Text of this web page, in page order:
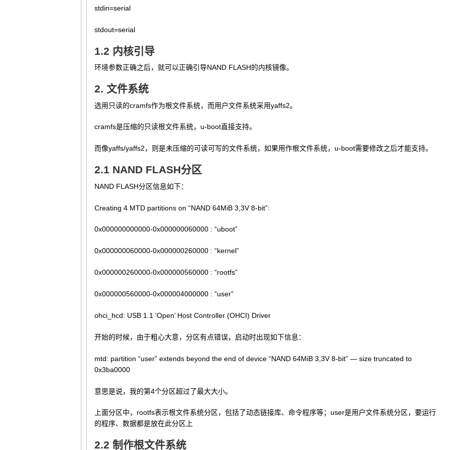
stdin=serial
stdout=serial
1.2 内核引导
环境参数正确之后，就可以正确引导NAND FLASH的内核镜像。
2. 文件系统
选用只读的cramfs作为根文件系统，而用户文件系统采用yaffs2。
cramfs是压缩的只读根文件系统，u-boot直接支持。
而像yaffs/yaffs2，则是未压缩的可读可写的文件系统，如果用作根文件系统，u-boot需要修改之后才能支持。
2.1 NAND FLASH分区
NAND FLASH分区信息如下：
Creating 4 MTD partitions on “NAND 64MiB 3,3V 8-bit”:
0x000000000000-0x000000060000 : “uboot”
0x000000060000-0x000000260000 : “kernel”
0x000000260000-0x000000560000 : “rootfs”
0x000000560000-0x000004000000 : “user”
ohci_hcd: USB 1.1 ‘Open’ Host Controller (OHCI) Driver
开始的时候，由于粗心大意，分区有点错误，启动时出现如下信息：
mtd: partition “user” extends beyond the end of device “NAND 64MiB 3,3V 8-bit” — size truncated to
0x3ba0000
意思是说，我的第4个分区超过了最大大小。
上面分区中，rootfs表示根文件系统分区，包括了动态链接库、命令程序等；user是用户文件系统分区，要运行
的程序、数据都是放在此分区上
2.2 制作根文件系统